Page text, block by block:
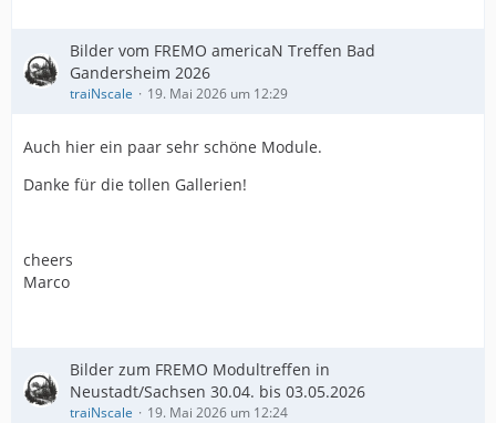
Bilder vom FREMO americaN Treffen Bad
Gandersheim 2026
traiNscale 19. Mai 2026 um 12:29
Auch hier ein paar sehr schöne Module.
Danke für die tollen Gallerien!
cheers
Marco
Bilder zum FREMO Modultreffen in
Neustadt/Sachsen 30.04. bis 03.05.2026
traiNscale 19. Mai 2026 um 12:24